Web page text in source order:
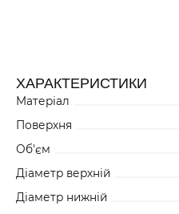
ХАРАКТЕРИСТИКИ
Матеріал
Поверхня
Об'єм
Діаметр верхній
Діаметр нижній